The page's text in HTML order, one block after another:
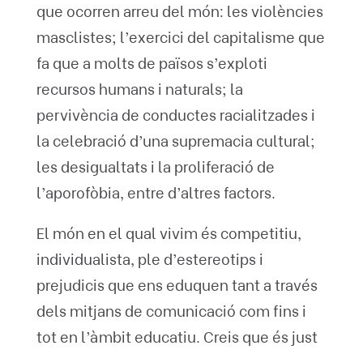
que ocorren arreu del món: les violències
masclistes; l’exercici del capitalisme que
fa que a molts de països s’exploti
recursos humans i naturals; la
pervivència de conductes racialitzades i
la celebració d’una supremacia cultural;
les desigualtats i la proliferació de
l’aporofòbia, entre d’altres factors.
El món en el qual vivim és competitiu,
individualista, ple d’estereotips i
prejudicis que ens eduquen tant a través
dels mitjans de comunicació com fins i
tot en l’àmbit educatiu. Creis que és just